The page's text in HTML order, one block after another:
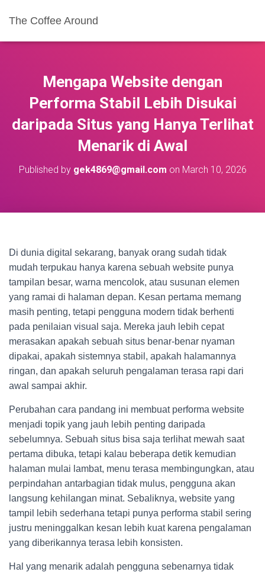
The Coffee Around
Mengapa Website dengan
Performa Stabil Lebih Disukai
daripada Situs yang Hanya Terlihat
Menarik di Awal
Published by gek4869@gmail.com on March 10, 2026
Di dunia digital sekarang, banyak orang sudah tidak
mudah terpukau hanya karena sebuah website punya
tampilan besar, warna mencolok, atau susunan elemen
yang ramai di halaman depan. Kesan pertama memang
masih penting, tetapi pengguna modern tidak berhenti
pada penilaian visual saja. Mereka jauh lebih cepat
merasakan apakah sebuah situs benar-benar nyaman
dipakai, apakah sistemnya stabil, apakah halamannya
ringan, dan apakah seluruh pengalaman terasa rapi dari
awal sampai akhir.
Perubahan cara pandang ini membuat performa website
menjadi topik yang jauh lebih penting daripada
sebelumnya. Sebuah situs bisa saja terlihat mewah saat
pertama dibuka, tetapi kalau beberapa detik kemudian
halaman mulai lambat, menu terasa membingungkan, atau
perpindahan antarbagian tidak mulus, pengguna akan
langsung kehilangan minat. Sebaliknya, website yang
tampil lebih sederhana tetapi punya performa stabil sering
justru meninggalkan kesan lebih kuat karena pengalaman
yang diberikannya terasa lebih konsisten.
Hal yang menarik adalah pengguna sebenarnya tidak